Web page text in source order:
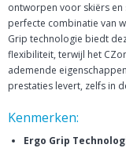
ontworpen voor skiërs
perfecte combinatie van
Grip technologie biedt
flexibiliteit, terwijl het
ademende
prestaties levert, zelfs in
Kenmerken:
Ergo Grip